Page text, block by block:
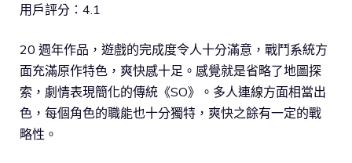
用戶評分：4.1
20 週年作品，遊戲的完成度令人十分滿意，戰鬥系統方
面充滿原作特色，爽快感十足。感覺就是省略了地圖探
索，劇情表現簡化的傳統《SO》。多人連線方面相當出
色，每個角色的職能也十分獨特，爽快之餘有一定的戰
略性。